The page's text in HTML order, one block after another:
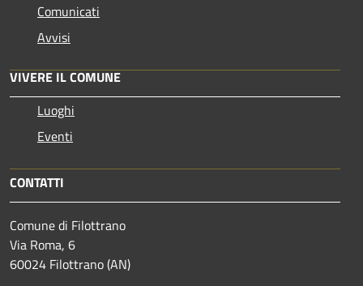
Comunicati
Avvisi
VIVERE IL COMUNE
Luoghi
Eventi
CONTATTI
Comune di Filottrano
Via Roma, 6
60024 Filottrano (AN)